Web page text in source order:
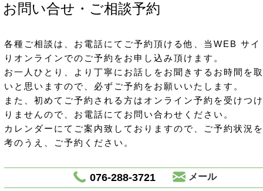
お問い合せ・ご相談予約
各種ご相談は、お電話にてご予約頂ける他、当WEB サイ
りオンラインでのご予約をお申し込み頂けます。
お一人ひとり、より丁寧にお話しをお聞きするお時間を
いと思いますので、必ずご予約をお願いいたします。
また、初めてご予約される方はオンライン予約を受けつ
りませんので、お電話にてお問い合わせください。
カレンダーにてご案内致しておりますので、ご予約状況
考のうえ、ご予約ください。
076-288-3721
メール